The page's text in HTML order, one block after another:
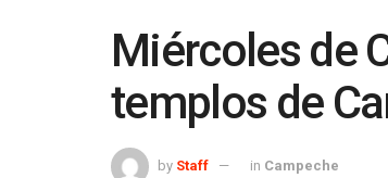
Miércoles de
templos de
by Staff in Campeche